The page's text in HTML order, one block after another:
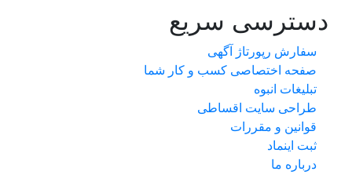
دسترسی سریع
سفارش رپورتاژ آگهی
صفحه اختصاصی کسب و کار شما
تبلیغات انبوه
طراحی سایت اقساطی
قوانین و مقررات
ثبت اینماد
درباره ما